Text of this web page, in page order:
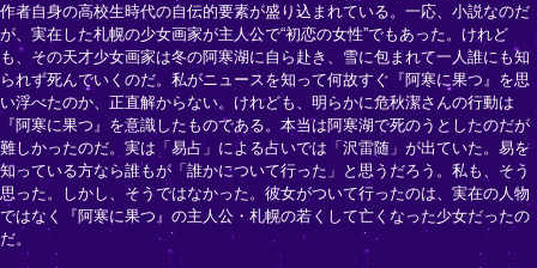
作者自身の高校生時代の自伝的要素が盛り込まれている。一応、小説なのだ
が、実在した札幌の少女画家が主人公で“初恋の女性”でもあった。けれど
も、その天才少女画家は冬の阿寒湖に自ら赴き、雪に包まれて一人誰にも知
られず死んでいくのだ。私がニュースを知って何故すぐ『阿寒に果つ』を思
い浮べたのか、正直解からない。けれども、明らかに危秋潔さんの行動は
『阿寒に果つ』を意識したものである。本当は阿寒湖で死のうとしたのだが
難しかったのだ。実は「易占」による占いでは「沢雷随」が出ていた。易を
知っている方なら誰もが「誰かについて行った」と思うだろう。私も、そう
思った。しかし、そうではなかった。彼女がついて行ったのは、実在の人物
ではなく『阿寒に果つ』の主人公・札幌の若くして亡くなった少女だったの
だ。